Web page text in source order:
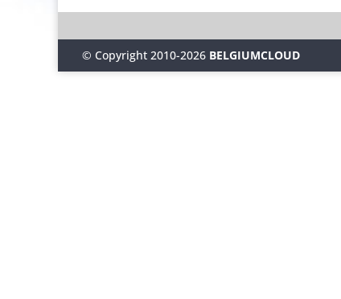
© Copyright 2010-2026 BELGIUMCLOUD